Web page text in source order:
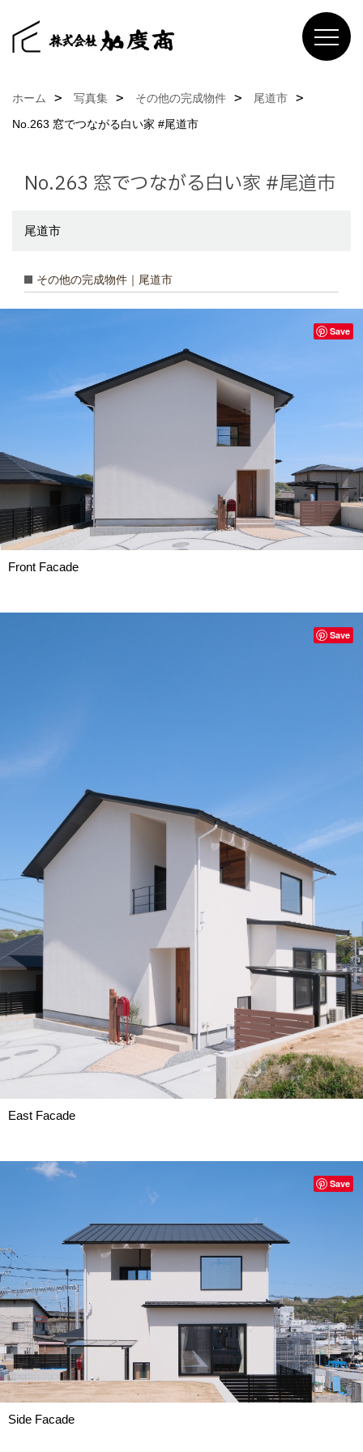
ホーム 写真集 その他の完成物件
尾道市
No.263 窓でつながる白い家 #尾道市
No.263 窓でつながる白い家 #尾道市
尾道市
その他の完成物件｜尾道市
Front Facade
Save
East Facade
Save
Side Facade
Save